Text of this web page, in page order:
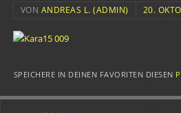
VON ANDREAS L. (ADMIN) 20.
SPEICHERE IN DEINEN FAVORITEN DIESEN